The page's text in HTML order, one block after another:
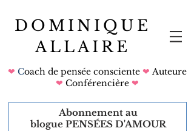
DOMINIQUE
ALLAIRE
❤ Coach de pensée consciente ❤ Auteure
❤ Conférencière ❤
Abonnement au
blogue PENSÉES D'AMOUR